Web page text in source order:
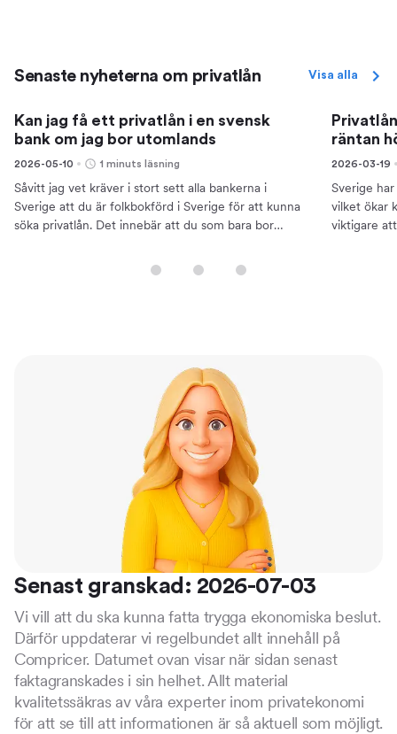
Senaste nyheterna om privatlån Visa alla
Kan jag få ett privatlån i en svensk
bank om jag bor utomlands
2026-05-10 1 minuts läsning
Såvitt jag vet kräver i stort sett alla bankerna i
Sverige att du är folkbokförd i Sverige för att kunna
söka privatlån. Det innebär att du som bara bor
räntan
2026-03-19
Sverige
vilket ökar
viktigare
Senast granskad: 2026-07-03
Vi vill att du ska kunna fatta trygga ekonomiska beslut.
Därför uppdaterar vi regelbundet allt innehåll på
Compricer. Datumet ovan visar när sidan senast
faktagranskades i sin helhet. Allt material
kvalitetssäkras av våra experter inom privatekonomi
för att se till att informationen är så aktuell som möjligt.